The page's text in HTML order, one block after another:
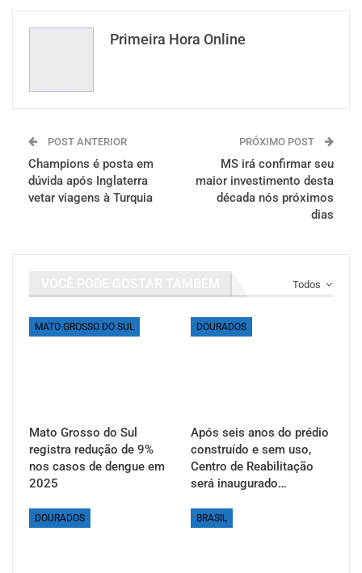
Primeira Hora Online
POST ANTERIOR
Champions é posta em
dúvida após Inglaterra
vetar viagens à Turquia
PRÓXIMO POST
MS irá confirmar seu
maior investimento desta
década nós próximos
dias
Todos
MATO GROSSO DO SUL
Mato Grosso do Sul
registra redução de 9%
nos casos de dengue em
2025
DOURADOS
Após seis anos do prédio
construído e sem uso,
Centro de Reabilitação
será inaugurado…
DOURADOS BRASIL